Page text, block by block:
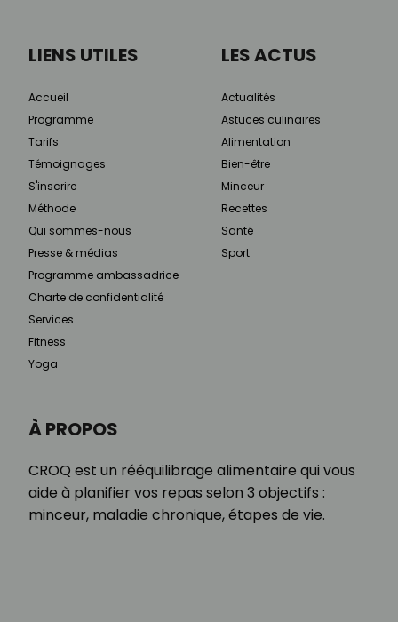
À PROPOS
CROQ est un rééquilibrage alimentaire qui vous
aide à planifier vos repas selon 3 objectifs :
minceur, maladie chronique, étapes de vie.
LIENS UTILES
Accueil
Programme
Tarifs
Témoignages
S'inscrire
Méthode
Qui sommes-nous
Presse & médias
Programme ambassadrice
Charte de confidentialité
Services
Fitness
Yoga
LES ACTUS
Actualités
Astuces culinaires
Alimentation
Bien-être
Minceur
Recettes
Santé
Sport